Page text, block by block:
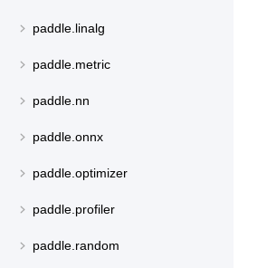
paddle.linalg
paddle.metric
paddle.nn
paddle.onnx
paddle.optimizer
paddle.profiler
paddle.random